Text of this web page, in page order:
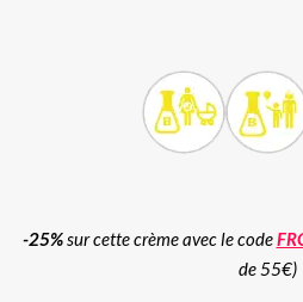
-25%sur cette crème avec le code
de 55€)